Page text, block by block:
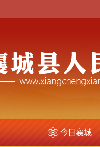
今日襄城